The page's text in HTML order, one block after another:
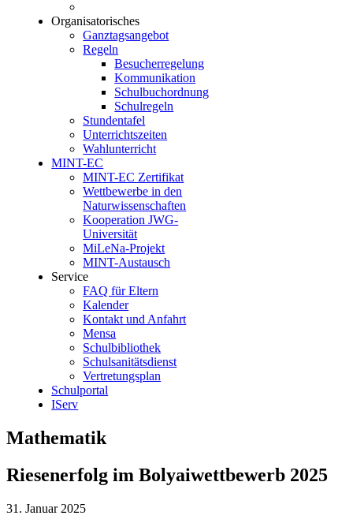
Organisatorisches
Ganztagsangebot
Regeln
Besucherregelung
Kommunikation
Schulbuchordnung
Schulregeln
Stundentafel
Unterrichtszeiten
Wahlunterricht
MINT-EC
MINT-EC Zertifikat
Wettbewerbe in den
Naturwissenschaften
Kooperation JWG-
Universität
MiLeNa-Projekt
MINT-Austausch
Service
FAQ für Eltern
Kalender
Kontakt und Anfahrt
Mensa
Schulbibliothek
Schulsanitätsdienst
Vertretungsplan
Schulportal
IServ
Mathematik
Riesenerfolg im Bolyaiwettbewerb 2025
31. Januar 2025